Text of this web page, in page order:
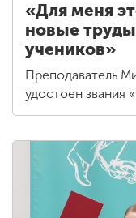
«Для меня
новые
учеников»
Преподаватель
удостоен звания